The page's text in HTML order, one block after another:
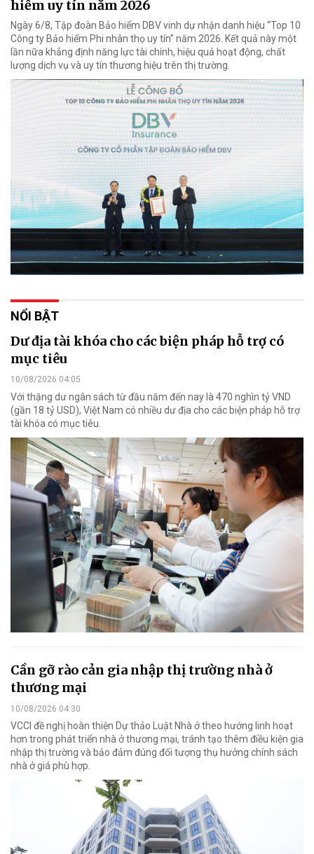
hiểm uy tín năm 2026
Ngày 6/8, Tập đoàn Bảo hiểm DBV vinh dự nhận danh hiệu “Top 10
Công ty Bảo hiểm Phi nhân thọ uy tín” năm 2026. Kết quả này một
lần nữa khẳng định năng lực tài chính, hiệu quả hoạt động, chất
lượng dịch vụ và uy tín thương hiệu trên thị trường.
NỔI BẬT
Dư địa tài khóa cho các biện pháp hỗ trợ có
mục tiêu
10/08/2026 04:05
Với thặng dư ngân sách từ đầu năm đến nay là 470 nghìn tỷ VND
(gần 18 tỷ USD), Việt Nam có nhiều dư địa cho các biện pháp hỗ trợ
tài khóa có mục tiêu.
Cần gỡ rào cản gia nhập thị trường nhà ở
thương mại
10/08/2026 04:30
VCCI đề nghị hoàn thiện Dự thảo Luật Nhà ở theo hướng linh hoạt
hơn trong phát triển nhà ở thương mại, tránh tạo thêm điều kiện gia
nhập thị trường và bảo đảm đúng đối tượng thụ hưởng chính sách
nhà ở giá phù hợp.